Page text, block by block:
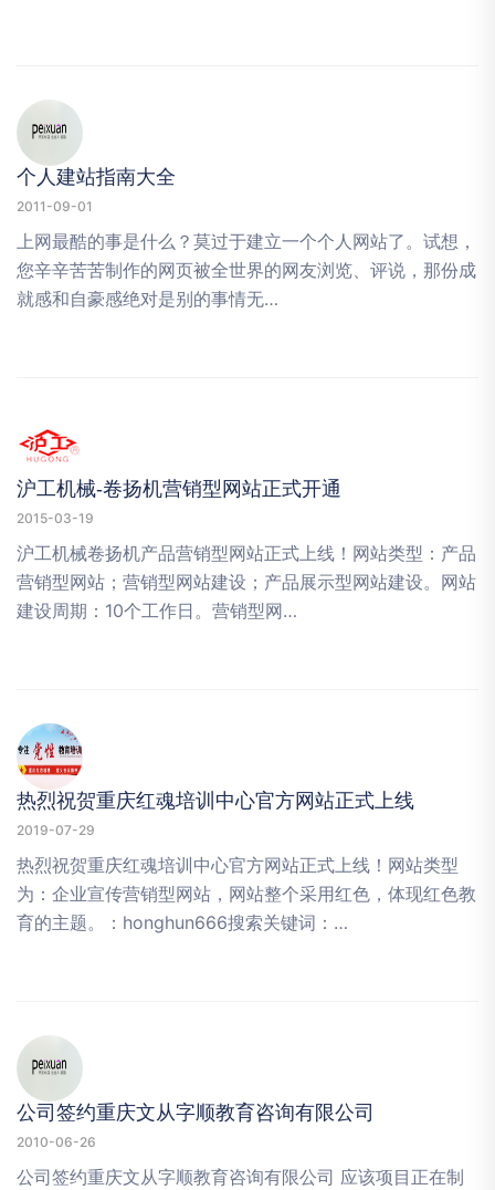
个人建站指南大全
2011-09-01
上网最酷的事是什么？莫过于建立一个个人网站了。试想，
您辛辛苦苦制作的网页被全世界的网友浏览、评说，那份成
就感和自豪感绝对是别的事情无…
沪工机械-卷扬机营销型网站正式开通
2015-03-19
沪工机械卷扬机产品营销型网站正式上线！网站类型：产品
营销型网站；营销型网站建设；产品展示型网站建设。网站
建设周期：10个工作日。营销型网…
热烈祝贺重庆红魂培训中心官方网站正式上线
2019-07-29
热烈祝贺重庆红魂培训中心官方网站正式上线！网站类型
为：企业宣传营销型网站，网站整个采用红色，体现红色教
育的主题。：honghun666搜索关键词：…
公司签约重庆文从字顺教育咨询有限公司
2010-06-26
公司签约重庆文从字顺教育咨询有限公司 应该项目正在制